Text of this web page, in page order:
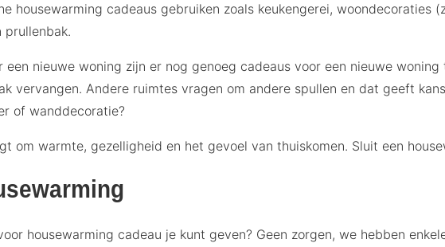
housewarming cadeaus gebruiken zoals keukengerei, woondecoraties
prullenbak.
een nieuwe woning zijn er nog genoeg cadeaus voor een nieuwe
vervangen. Andere ruimtes vragen om andere spullen en dat geeft
of wanddecoratie?
om warmte, gezelligheid en het gevoel van thuiskomen. Sluit een
housewarming cadeau je kunt geven? Geen zorgen, we hebben